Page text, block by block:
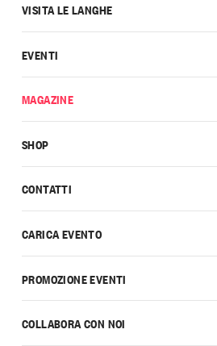
CONTATTI
CARICA EVENTO
PROMOZIONE EVENTI
COLLABORA CON NOI
VISITA LE LANGHE
EVENTI
MAGAZINE
SHOP